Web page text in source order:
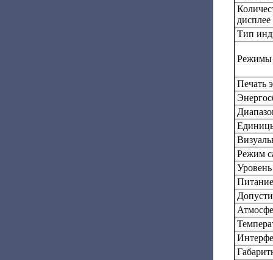
дисплее
Тип
Режимы
Печать
Режим
Уровень
Питание